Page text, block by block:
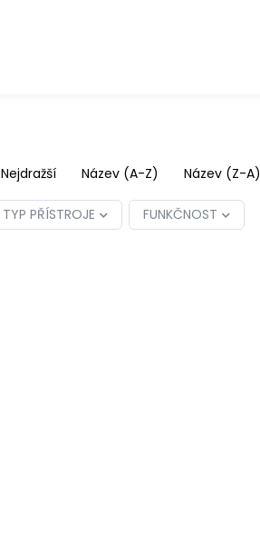
Nejdražší Název (A-Z) Název (Z-A)
TYP PŘÍSTROJE FUNKČNOST